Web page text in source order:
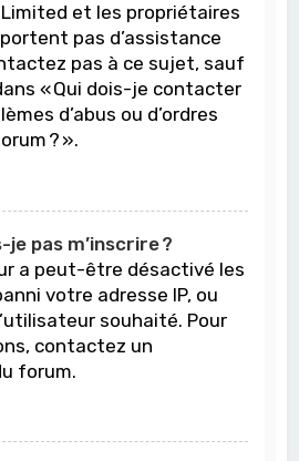
et les propriétaires
pas d’assistance
pas à ce sujet, sauf
« Qui dois-je contacter
d’abus ou d’ordres
? ».
je pas m’inscrire ?
a peut-être désactivé les
votre adresse IP, ou
souhaité. Pour
contactez un
forum.